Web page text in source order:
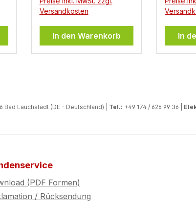
Versandkosten
In den Warenkorb
sodass
sind
dafür,
Wert
In
Lauchstädt (DE - Deutschland) | Tel.: +49 174 / 626 99 36 |
(PDF Formen)
/ Rücksendung